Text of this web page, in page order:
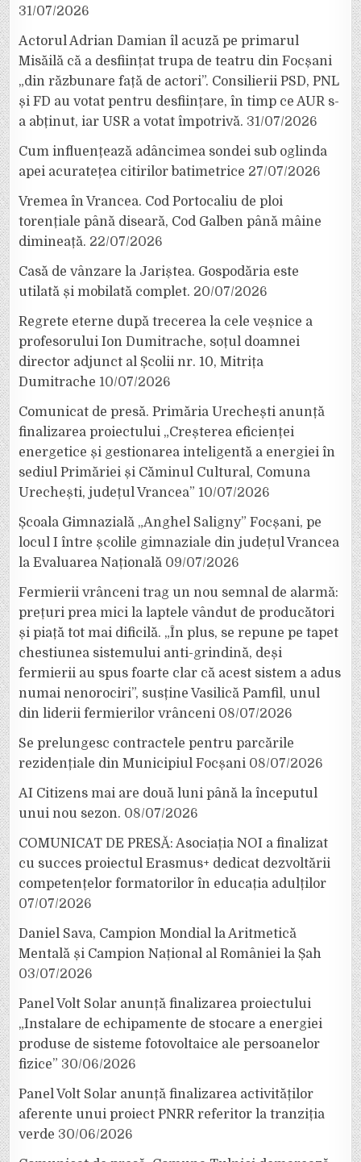
31/07/2026
Actorul Adrian Damian îl acuză pe primarul
Misăilă că a desființat trupa de teatru din Focșani
„din răzbunare față de actori”. Consilierii PSD, PNL
și FD au votat pentru desființare, în timp ce AUR s-
a abținut, iar USR a votat împotrivă. 31/07/2026
Cum influențează adâncimea sondei sub oglinda
apei acuratețea citirilor batimetrice 27/07/2026
Vremea în Vrancea. Cod Portocaliu de ploi
torențiale până diseară, Cod Galben până mâine
dimineață. 22/07/2026
Casă de vânzare la Jariștea. Gospodăria este
utilată și mobilată complet. 20/07/2026
Regrete eterne după trecerea la cele veșnice a
profesorului Ion Dumitrache, soțul doamnei
director adjunct al Școlii nr. 10, Mitrița
Dumitrache 10/07/2026
Comunicat de presă. Primăria Urechești anunță
finalizarea proiectului „Creșterea eficienței
energetice și gestionarea inteligentă a energiei în
sediul Primăriei și Căminul Cultural, Comuna
Urechești, județul Vrancea” 10/07/2026
Școala Gimnazială „Anghel Saligny” Focșani, pe
locul I între școlile gimnaziale din județul Vrancea
la Evaluarea Națională 09/07/2026
Fermierii vrânceni trag un nou semnal de alarmă:
prețuri prea mici la laptele vândut de producători
și piață tot mai dificilă. „În plus, se repune pe tapet
chestiunea sistemului anti-grindină, deși
fermierii au spus foarte clar că acest sistem a adus
numai nenorociri”, susține Vasilică Pamfil, unul
din liderii fermierilor vrânceni 08/07/2026
Se prelungesc contractele pentru parcările
rezidențiale din Municipiul Focșani 08/07/2026
AI Citizens mai are două luni până la începutul
unui nou sezon. 08/07/2026
COMUNICAT DE PRESĂ: Asociația NOI a finalizat
cu succes proiectul Erasmus+ dedicat dezvoltării
competențelor formatorilor în educația adulților
07/07/2026
Daniel Sava, Campion Mondial la Aritmetică
Mentală și Campion Național al României la Șah
03/07/2026
Panel Volt Solar anunță finalizarea proiectului
„Instalare de echipamente de stocare a energiei
produse de sisteme fotovoltaice ale persoanelor
fizice” 30/06/2026
Panel Volt Solar anunță finalizarea activităților
aferente unui proiect PNRR referitor la tranziția
verde 30/06/2026